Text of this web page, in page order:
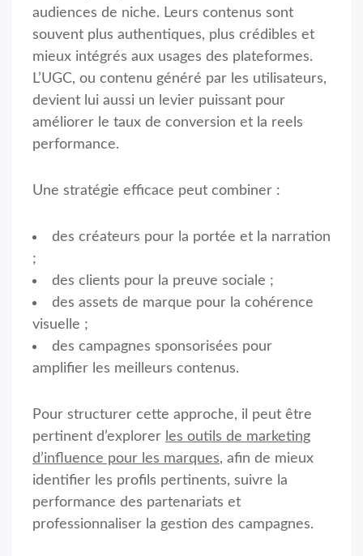
audiences de niche. Leurs contenus sont
souvent plus authentiques, plus crédibles et
mieux intégrés aux usages des plateformes.
L’UGC, ou contenu généré par les utilisateurs,
devient lui aussi un levier puissant pour
améliorer le taux de conversion et la reels
performance.
Une stratégie efficace peut combiner :
des créateurs pour la portée et la narration
;
des clients pour la preuve sociale ;
des assets de marque pour la cohérence
visuelle ;
des campagnes sponsorisées pour
amplifier les meilleurs contenus.
Pour structurer cette approche, il peut être
pertinent d’explorer les outils de marketing
d’influence pour les marques, afin de mieux
identifier les profils pertinents, suivre la
performance des partenariats et
professionnaliser la gestion des campagnes.